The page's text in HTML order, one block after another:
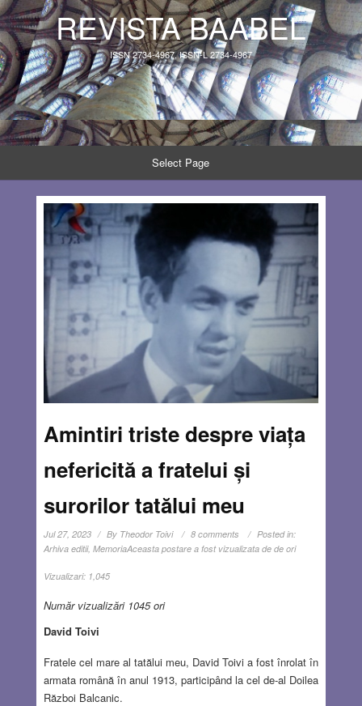
REVISTA BAABEL
ISSN 2734-4967, ISSN-L 2734-4967
Select Page
Amintiri triste despre viața
nefericită a fratelui și
surorilor tatălui meu
Jul 27, 2023 By Theodor Toivi 8 comments
Posted in:
Arhiva editii, MemoriaAceasta postare a fost vizualizata de de ori
Vizualizari: 1,045
Număr vizualizări 1045 ori
David Toivi
Fratele cel mare al tatălui meu, David Toivi a fost înrolat în
armata română în anul 1913, participând la cel de-al Doilea
Război Balcanic.